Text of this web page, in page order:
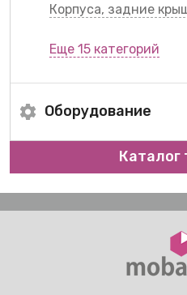
Корпуса, задние
Еще 15 категорий
Оборудование
Каталог